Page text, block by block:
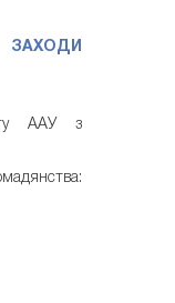
ЗАХОДИ
ААУ з